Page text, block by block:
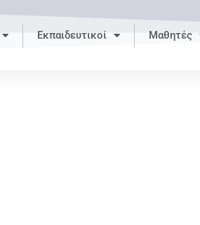
Εκπαιδευτικοί Μαθητές